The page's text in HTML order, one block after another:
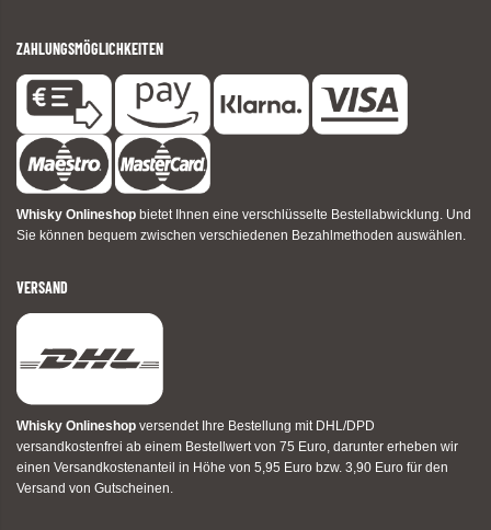
ZAHLUNGSMÖGLICHKEITEN
Whisky Onlineshop bietet Ihnen eine verschlüsselte Bestellabwicklung. Und
Sie können bequem zwischen verschiedenen Bezahlmethoden auswählen.
VERSAND
Whisky Onlineshop versendet Ihre Bestellung mit DHL/DPD
versandkostenfrei ab einem Bestellwert von 75 Euro, darunter erheben wir
einen Versandkostenanteil in Höhe von 5,95 Euro bzw. 3,90 Euro für den
Versand von Gutscheinen.